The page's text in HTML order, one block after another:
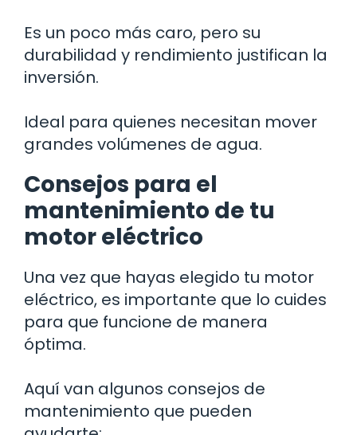
Es un poco más caro, pero su
durabilidad y rendimiento justifican la
inversión.
Ideal para quienes necesitan mover
grandes volúmenes de agua.
Consejos para el
mantenimiento de tu
motor eléctrico
Una vez que hayas elegido tu motor
eléctrico, es importante que lo cuides
para que funcione de manera
óptima.
Aquí van algunos consejos de
mantenimiento que pueden